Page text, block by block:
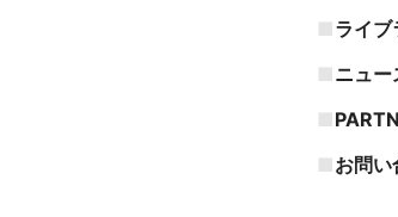
ライブ
ニュー
お問い